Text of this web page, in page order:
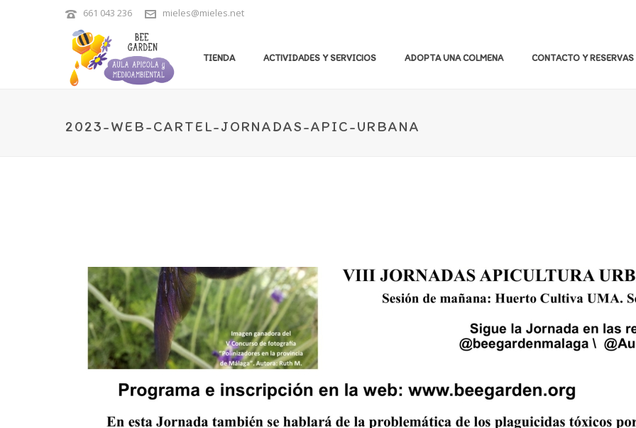
661 043 236 mieles@mieles.net
TIENDA ACTIVIDADES Y SERVICIOS ADOPTA UNA COLMENA CONTACTO Y RESERVAS
2023-WEB-CARTEL-JORNADAS-APIC-URBANA